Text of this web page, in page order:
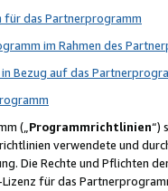
für das Partnerprogramm
im Rahmen des
Bezug auf das
(„Programmrichtlinien“)
verwendete und
Die Rechte und Pflichten
für das